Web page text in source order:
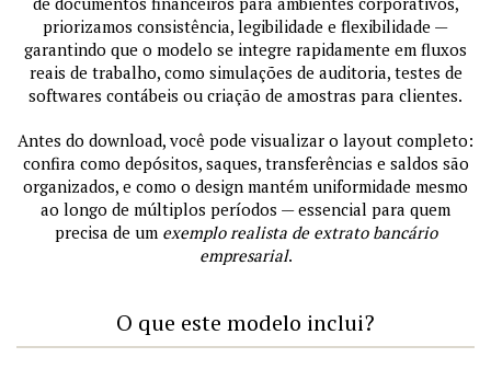
priorizamos consistência, legibilidade e flexibilidade —
garantindo que o modelo se integre rapidamente em fluxos
reais de trabalho, como simulações de auditoria, testes de
softwares contábeis ou criação de amostras para clientes.
Antes do download, você pode visualizar o layout completo:
confira como depósitos, saques, transferências e saldos são
organizados, e como o design mantém uniformidade mesmo
ao longo de múltiplos períodos — essencial para quem
precisa de um exemplo realista de extrato bancário
empresarial.
O que este modelo inclui?